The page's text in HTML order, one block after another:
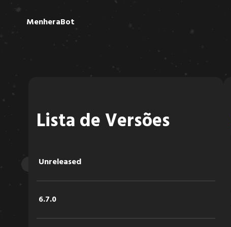
MenheraBot
Lista de Versões
Unreleased
6.7.0